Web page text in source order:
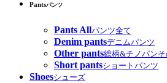
Pantsパンツ
Pants Allパンツ全て
Denim pantsデニムパンツ
Other pants総柄&チノパン
Short pantsショートパンツ
Shoesシューズ